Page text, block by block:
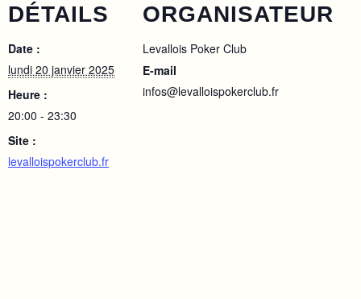
DÉTAILS
Date :
lundi 20 janvier 2025
Heure :
20:00 - 23:30
Site :
levalloispokerclub.fr
ORGANISATEUR
Levallois Poker Club
E-mail
infos@levalloispokerclub.fr